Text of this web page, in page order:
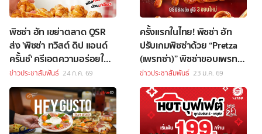
พิซซ่า ฮัท เขย่าตลาด QSR
ส่ง 'พิซซ่า ทวิสต์ ดิป แอนด์
ครั้นช์' ครีเอตความอร่อยใน
แบบของตัวเอง กับดิป 4
รสชาติ
ข่าวประชาสัมพันธ์ 24 ก.ค. 69
ครั้งแรกในไทย! พิซซ่า ฮัท
ปรับเกมพิซซ่าด้วย “Pretza
(เพรทซ่า)” พิซซ่าขอบเพรท
เซล
ข่าวประชาสัมพันธ์ 23 ม.ค. 69